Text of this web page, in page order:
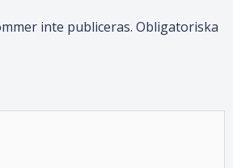
inte publiceras. Obligatoriska